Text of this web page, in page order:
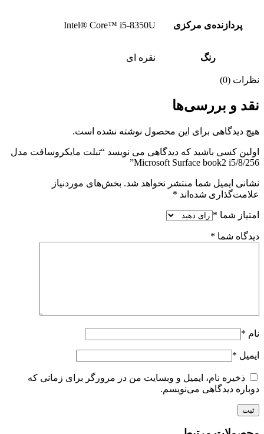
پردازنده‌ی مرکزی Intel® Core™ i5-8350U
رنگ نقره ای
نظرات (0)
نقد و بررسی‌ها
هیچ دیدگاهی برای این محصول نوشته نشده است.
اولین کسی باشید که دیدگاهی می نویسد “تبلت مایکروسافت مدل
Microsoft Surface book2 i5/8/256”
نشانی ایمیل شما منتشر نخواهد شد. بخش‌های موردنیاز
علامت‌گذاری شده‌اند *
امتیاز شما *
دیدگاه شما *
نام *
ایمیل *
ذخیره نام، ایمیل و وبسایت من در مرورگر برای زمانی که
دوباره دیدگاهی می‌نویسم.